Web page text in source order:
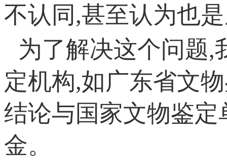
不认同,甚至认为也
为了解决这个问题,
定机构,如广东省文
结论与国家文物鉴
金。